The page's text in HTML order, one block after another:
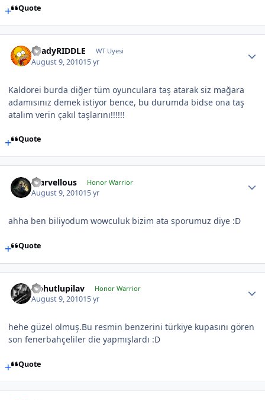
Quote
ShadyRIDDLE WT Uyesi
August 9, 201015 yr
Kaldorei burda diğer tüm oyunculara taş atarak siz mağara
adamısınız demek istiyor bence, bu durumda bidse ona taş
atalım verin çakıl taşlarını!!!!!!
Quote
marvellous Honor Warrior
August 9, 201015 yr
ahha ben biliyodum wowculuk bizim ata sporumuz diye :D
Quote
Nohutlupilav Honor Warrior
August 9, 201015 yr
hehe güzel olmuş.Bu resmin benzerini türkiye kupasını gören
son fenerbahçeliler die yapmışlardı :D
Quote